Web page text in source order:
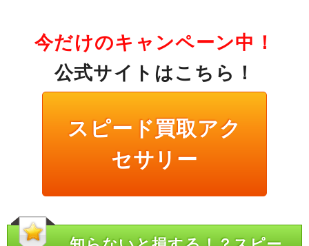
今だけのキャンペーン中！
公式サイトはこちら！
スピード買取アク
セサリー